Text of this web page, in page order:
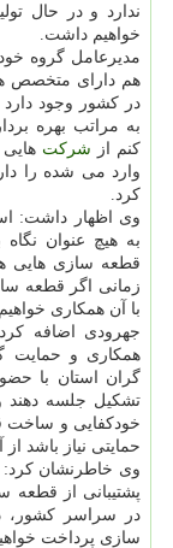
ندارد و در حال
خواهیم داشت.
مدیرعامل گروه
هم دارای متخصص
در كشور وجود
به مراتب بهره
كنم از شركت
وارد می شده را
كرد.
وی اظهار داشت:
به هیچ عنوان
قطعه سازی هایی
زمانی اگر قطعه
با آن همكاری
جهرودی اضافه
همكاری و حمایت
گران استان با
تشكیل جلسه دهند
خودكفایی و ساخت
حمایتی نیاز باشد از
وی خاطرنشان كرد:
پشتیبانی از
در سراسر كشور،
سازی پرداخت